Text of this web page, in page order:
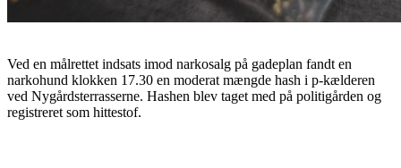
Ved en målrettet indsats imod narkosalg på gadeplan fandt en
narkohund klokken 17.30 en moderat mængde hash i p-kælderen
ved Nygårdsterrasserne. Hashen blev taget med på politigården og
registreret som hittestof.